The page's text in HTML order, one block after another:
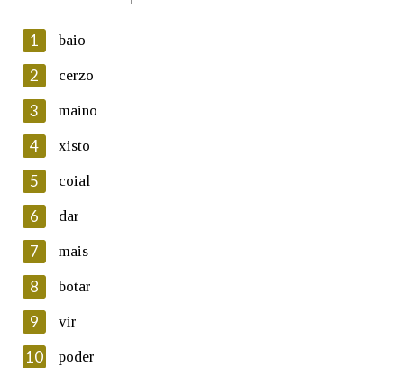
En cumprimento da normativa vixente en materia de
Protección de Datos de Carácter Persoal, a Real Academia
Galega informa a aqueles usuarios que faciliten o seu correo
electrónico, así como calquera outra información de carácter
persoal, que estes datos serán obxecto de tratamento
automatizado de carácter confidencial e incorporados aos seus
ficheiros informáticos. Así mesmo, os usuarios poderán exercer o
seu dereito de acceso, rectificación, oposición e cancelación dos
seus datos poñéndose en contacto connosco.
Lin e acepto as condicións da política de
Introduce o código que aparece na imaxe:
1 baio
2 cerzo
3 maino
4 xisto
5 coial
6 dar
7 mais
8 botar
9 vir
10 poder